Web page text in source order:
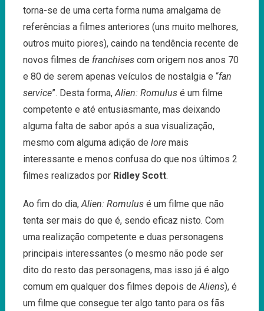
torna-se de uma certa forma numa amalgama de
referências a filmes anteriores (uns muito melhores,
outros muito piores), caindo na tendência recente de
novos filmes de franchisescom origem nos anos 70
e 80 de serem apenas veículos de nostalgia e “fan
service”. Desta forma, Alien: Romulusé um filme
competente e até entusiasmante, mas deixando
alguma falta de sabor após a sua visualização,
mesmo com alguma adição de loremais
interessante e menos confusa do que nos últimos 2
filmes realizados por Ridley Scott.
Ao fim do dia, Alien: Romulusé um filme que não
tenta ser mais do que é, sendo eficaz nisto. Com
uma realização competente e duas personagens
principais interessantes (o mesmo não pode ser
dito do resto das personagens, mas isso já é algo
comum em qualquer dos filmes depois de Aliens), é
um filme que consegue ter algo tanto para os fãs